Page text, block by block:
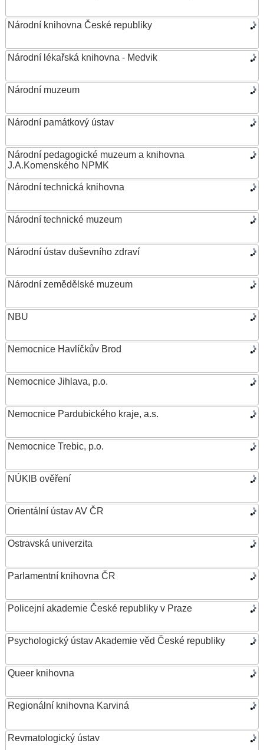
Národní knihovna České republiky
Národní lékařská knihovna - Medvik
Národní muzeum
Národní památkový ústav
Národní pedagogické muzeum a knihovna
J.A.Komenského NPMK
Národní technická knihovna
Národní technické muzeum
Národní ústav duševního zdraví
Národní zemědělské muzeum
NBU
Nemocnice Havlíčkův Brod
Nemocnice Jihlava, p.o.
Nemocnice Pardubického kraje, a.s.
Nemocnice Trebic, p.o.
NÚKIB ověření
Orientální ústav AV ČR
Ostravská univerzita
Parlamentní knihovna ČR
Policejní akademie České republiky v Praze
Psychologický ústav Akademie věd České republiky
Queer knihovna
Regionální knihovna Karviná
Revmatologický ústav